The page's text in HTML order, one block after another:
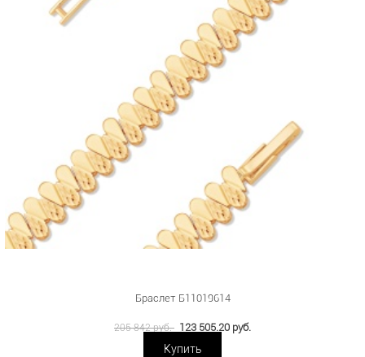
Браслет Б11019614
205 842 руб. 123 505.20 руб.
Купить